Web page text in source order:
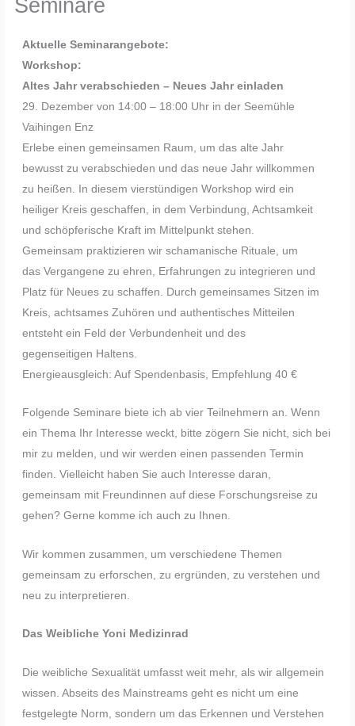
Seminare
Aktuelle Seminarangebote:
Workshop:
Altes Jahr verabschieden – Neues Jahr einladen
29. Dezember von 14:00 – 18:00 Uhr in der Seemühle
Vaihingen Enz
Erlebe einen gemeinsamen Raum, um das alte Jahr
bewusst zu verabschieden und das neue Jahr willkommen
zu heißen. In diesem vierstündigen Workshop wird ein
heiliger Kreis geschaffen, in dem Verbindung, Achtsamkeit
und schöpferische Kraft im Mittelpunkt stehen.
Gemeinsam praktizieren wir schamanische Rituale, um
das Vergangene zu ehren, Erfahrungen zu integrieren und
Platz für Neues zu schaffen. Durch gemeinsames Sitzen im
Kreis, achtsames Zuhören und authentisches Mitteilen
entsteht ein Feld der Verbundenheit und des
gegenseitigen Haltens.
Energieausgleich: Auf Spendenbasis, Empfehlung 40 €
Folgende Seminare biete ich ab vier Teilnehmern an. Wenn
ein Thema Ihr Interesse weckt, bitte zögern Sie nicht, sich bei
mir zu melden, und wir werden einen passenden Termin
finden. Vielleicht haben Sie auch Interesse daran,
gemeinsam mit Freundinnen auf diese Forschungsreise zu
gehen? Gerne komme ich auch zu Ihnen.
Wir kommen zusammen, um verschiedene Themen
gemeinsam zu erforschen, zu ergründen, zu verstehen und
neu zu interpretieren.
Das Weibliche Yoni Medizinrad
Die weibliche Sexualität umfasst weit mehr, als wir allgemein
wissen. Abseits des Mainstreams geht es nicht um eine
festgelegte Norm, sondern um das Erkennen und Verstehen